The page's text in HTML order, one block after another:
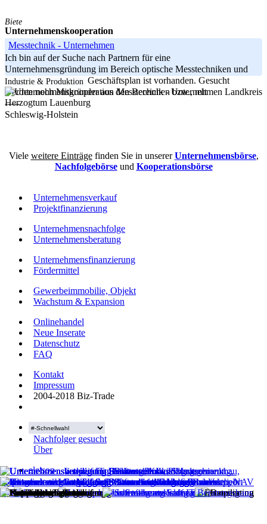
Biete
Unternehmenskooperation
Messtechnik - Unternehmen
Ich bin auf der Suche nach Partnern für eine
Unternehmensgründung im Bereich optische Messtechniken und
Dienstleistungen. Ein Geschäftsplan ist vorhanden. Gesucht
werden noch Mitgründer aus den Bereichen bzw., mit
-----
Schleswig-Holstein
Industrie & Produktion
Landkreis
Herzogtum Lauenburg
Viele weitere Einträgefinden Sie in unsererUnternehmensbörse,
Nachfolgebörseund Kooperationsbörse
Unternehmensverkauf
Projektfinanzierung
Unternehmensnachfolge
Unternehmensberatung
Unternehmensfinanzierung
Fördermittel
Gewerbeimmobilie, Objekt
Wachstum & Expansion
Onlinehandel
Neue Inserate
Datenschutz
FAQ
Kontakt
Impressum
2004-2018 Biz-Trade
Nachfolger gesucht
Über
eleison